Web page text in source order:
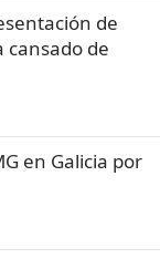
de
cansado de
en Galicia por